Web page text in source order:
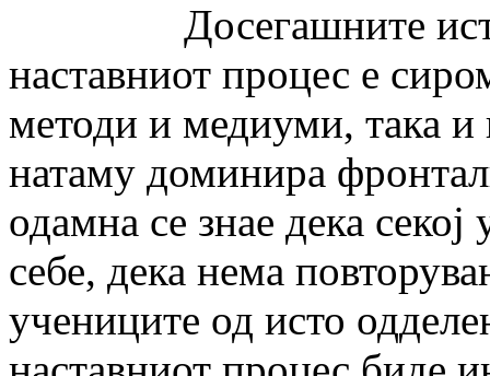
Досегашните
наставниот процес е
методи и медиуми, така
натаму доминира
одамна се знае дека
себе, дека нема
учениците од исто